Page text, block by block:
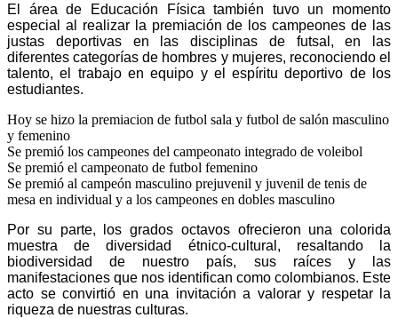
El área de Educación Física también tuvo un momento
especial al realizar la premiación de los campeones de las
justas deportivas en las disciplinas de futsal, en las
diferentes categorías de hombres y mujeres, reconociendo el
talento, el trabajo en equipo y el espíritu deportivo de los
estudiantes.
Hoy se hizo la premiacion de futbol sala y futbol de salón masculino
y femenino
Se premió los campeones del campeonato integrado de voleibol
Se premió el campeonato de futbol femenino
Se premió al campeón masculino prejuvenil y juvenil de tenis de
mesa en individual y a los campeones en dobles masculino
Por su parte, los grados octavos ofrecieron una colorida
muestra de diversidad étnico-cultural, resaltando la
biodiversidad de nuestro país, sus raíces y las
manifestaciones que nos identifican como colombianos. Este
acto se convirtió en una invitación a valorar y respetar la
riqueza de nuestras culturas.